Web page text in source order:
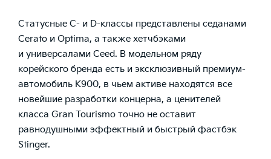
Статусные С- и D-классы представлены седанами
Cerato и Optima, а также хетчбэками
и универсалами Ceed. В модельном ряду
корейского бренда есть и эксклюзивный премиум-
автомобиль K900, в чьем активе находятся все
новейшие разработки концерна, а ценителей
класса Gran Tourismo точно не оставит
равнодушными эффектный и быстрый фастбэк
Stinger.